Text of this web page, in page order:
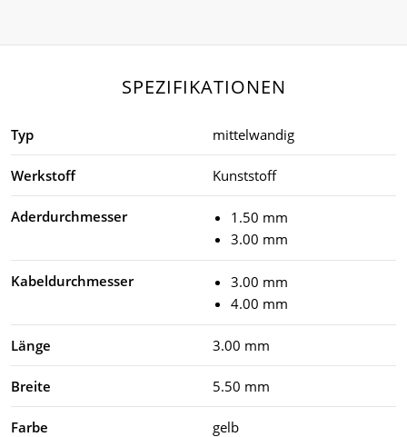
SPEZIFIKATIONEN
Typ mittelwandig
Werkstoff Kunststoff
Aderdurchmesser
1.50 mm
3.00 mm
Kabeldurchmesser
3.00 mm
4.00 mm
Länge 3.00 mm
Breite 5.50 mm
Farbe gelb